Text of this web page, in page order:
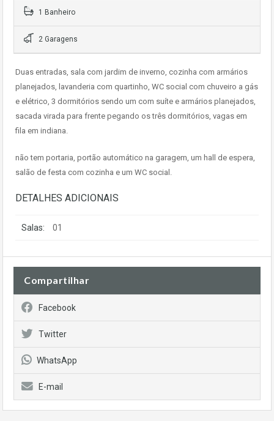
1 Banheiro
2 Garagens
Duas entradas, sala com jardim de inverno, cozinha com armários
planejados, lavanderia com quartinho, WC social com chuveiro a gás
e elétrico, 3 dormitórios sendo um com suíte e armários planejados,
sacada virada para frente pegando os três dormitórios, vagas em
fila em indiana.
não tem portaria, portão automático na garagem, um hall de espera,
salão de festa com cozinha e um WC social.
DETALHES ADICIONAIS
Salas: 01
Compartilhar
Facebook
Twitter
WhatsApp
E-mail